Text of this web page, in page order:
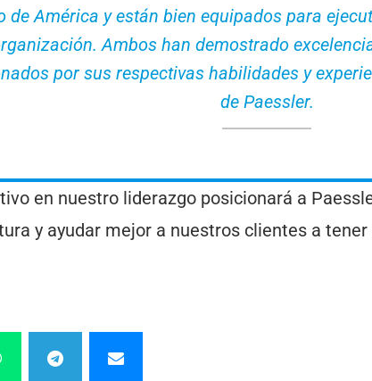
de América y están bien equipados para
Ambos han demostrado
por sus respectivas habilidades y
de Paessler.
en nuestro liderazgo posicionará a
y ayudar mejor a nuestros clientes a tener